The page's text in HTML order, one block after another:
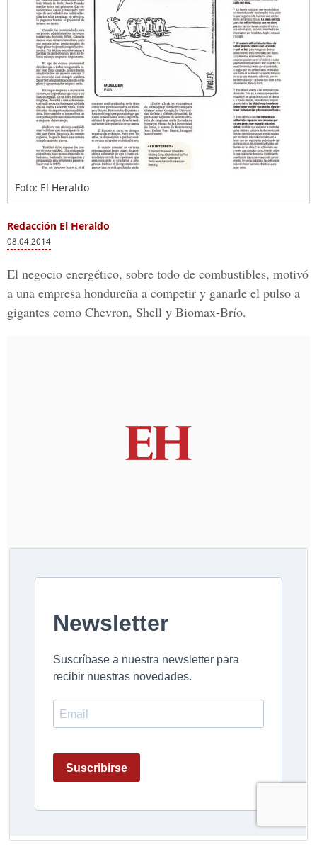
Foto: El Heraldo
Redacción El Heraldo
08.04.2014
El negocio energético, sobre todo de combustibles, motivó
a una empresa hondureña a competir y ganarle el pulso a
gigantes como Chevron, Shell y Biomax-Brío.